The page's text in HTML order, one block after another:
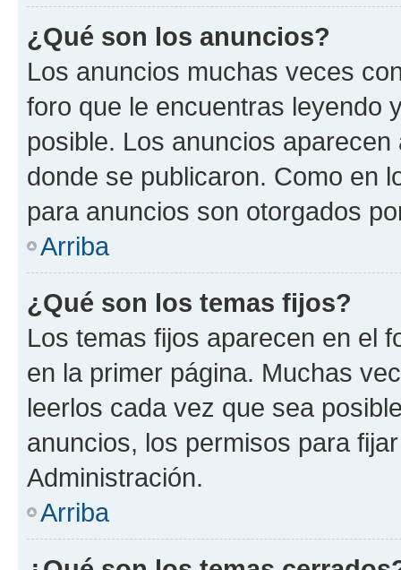
¿Qué son los anuncios?
Los anuncios muchas veces
foro que le encuentras leyendo
posible. Los anuncios
donde se publicaron. Como en
para anuncios son otorgados
Arriba
¿Qué son los temas fijos?
Los temas fijos aparecen en el
en la primer página. Muchas
leerlos cada vez que sea
anuncios, los permisos para
Administración.
Arriba